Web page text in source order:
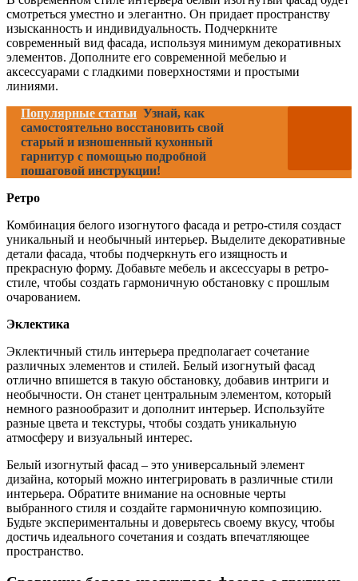
смотреться уместно и элегантно. Он придает пространству
изысканность и индивидуальность. Подчеркните
современный вид фасада, используя минимум декоративных
элементов. Дополните его современной мебелью и
аксессуарами с гладкими поверхностями и простыми
линиями.
Популярные статьи Узнай, как
самостоятельно восстановить свой
старый и изношенный кухонный
гарнитур с помощью подробной
пошаговой инструкции!
Ретро
Комбинация белого изогнутого фасада и ретро-стиля создаст
уникальный и необычный интерьер. Выделите декоративные
детали фасада, чтобы подчеркнуть его изящность и
прекрасную форму. Добавьте мебель и аксессуары в ретро-
стиле, чтобы создать гармоничную обстановку с прошлым
очарованием.
Эклектика
Эклектичный стиль интерьера предполагает сочетание
различных элементов и стилей. Белый изогнутый фасад
отлично впишется в такую обстановку, добавив интриги и
необычности. Он станет центральным элементом, который
немного разнообразит и дополнит интерьер. Используйте
разные цвета и текстуры, чтобы создать уникальную
атмосферу и визуальный интерес.
Белый изогнутый фасад – это универсальный элемент
дизайна, который можно интегрировать в различные стили
интерьера. Обратите внимание на основные черты
выбранного стиля и создайте гармоничную композицию.
Будьте экспериментальны и доверьтесь своему вкусу, чтобы
достичь идеального сочетания и создать впечатляющее
пространство.